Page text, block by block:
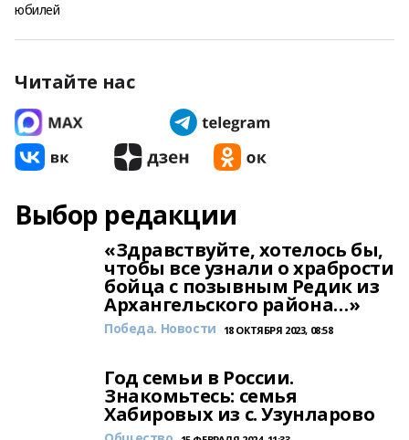
юбилей
Читайте нас
Выбор редакции
«Здравствуйте, хотелось бы,
чтобы все узнали о храбрости
бойца с позывным Редик из
Архангельского района…»
Победа. Новости 18 ОКТЯБРЯ 2023, 08:58
Год семьи в России.
Знакомьтесь: семья
Хабировых из с. Узунларово